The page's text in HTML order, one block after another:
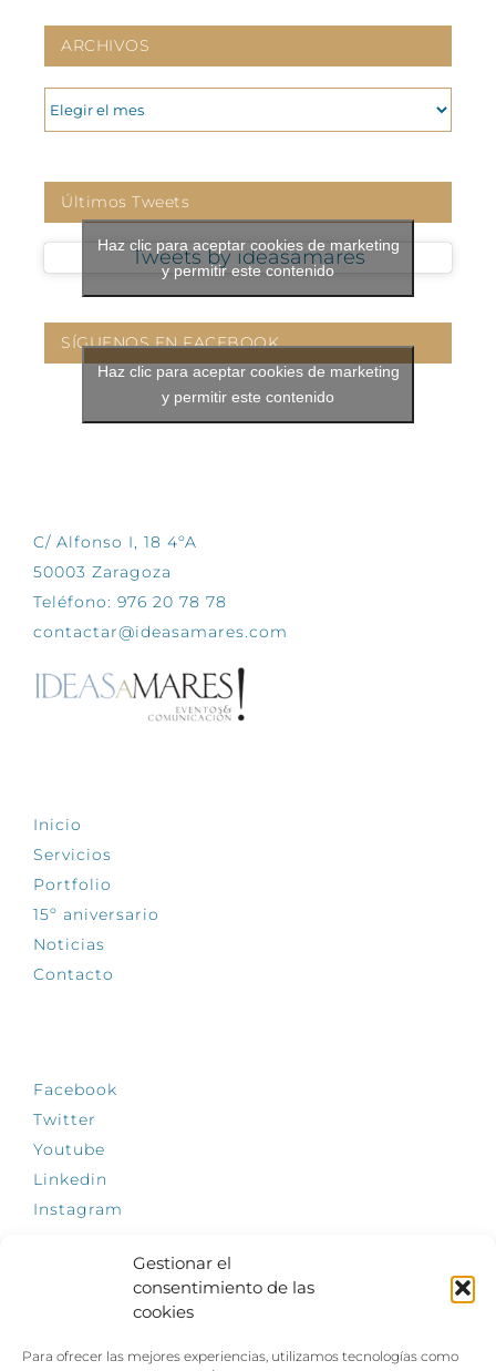
Gestionar el
consentimiento de las
cookies
Para ofrecer las mejores experiencias, utilizamos tecnologías como
ARCHIVOS
ARCHIVOS
Últimos Tweets
Tweets by ideasamares
Haz clic para aceptar cookies de marketing
y permitir este contenido
SÍGUENOS EN FACEBOOK
Haz clic para aceptar cookies de marketing
y permitir este contenido
C/ Alfonso I, 18 4ºA
50003 Zaragoza
Teléfono: 976 20 78 78
contactar@ideasamares.com
Inicio
Servicios
Portfolio
15º aniversario
Noticias
Contacto
Facebook
Twitter
Youtube
Linkedin
Instagram